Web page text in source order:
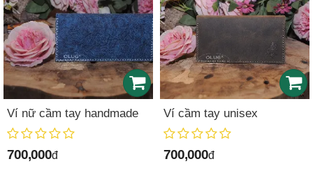
Ví nữ cầm tay handmade
700,000đ
Ví cầm tay unisex
700,000đ